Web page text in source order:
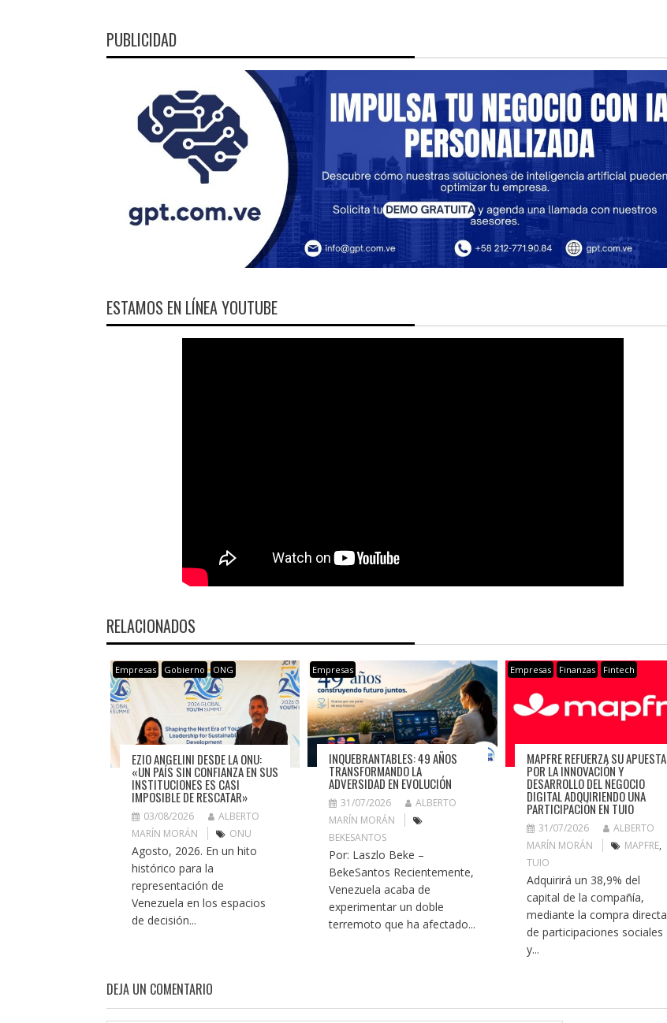
PUBLICIDAD
ESTAMOS EN LÍNEA YOUTUBE
RELACIONADOS
Empresas Gobierno ONG
EZIO ANGELINI DESDE LA ONU:
«UN PAÍS SIN CONFIANZA EN SUS
INSTITUCIONES ES CASI
IMPOSIBLE DE RESCATAR»
03/08/2026
ALBERTO
MARÍN MORÁN
ONU
Agosto, 2026. En un hito
histórico para la
representación de
Venezuela en los espacios
de decisión...
Empresas
INQUEBRANTABLES: 49 AÑOS
TRANSFORMANDO LA
ADVERSIDAD EN EVOLUCIÓN
31/07/2026
ALBERTO
MARÍN MORÁN
BEKESANTOS
Por: Laszlo Beke –
BekeSantos Recientemente,
Venezuela acaba de
experimentar un doble
terremoto que ha afectado...
Empresas Finanzas Fintech
MAPFRE REFUERZA SU APUESTA
POR LA INNOVACIÓN Y
DESARROLLO DEL NEGOCIO
DIGITAL ADQUIRIENDO UNA
PARTICIPACIÓN EN TUIO
31/07/2026
ALBERTO
MARÍN MORÁN
MAPFRE,
TUIO
Adquirirá un 38,9% del
capital de la compañía,
mediante la compra directa
de participaciones sociales
y...
DEJA UN COMENTARIO